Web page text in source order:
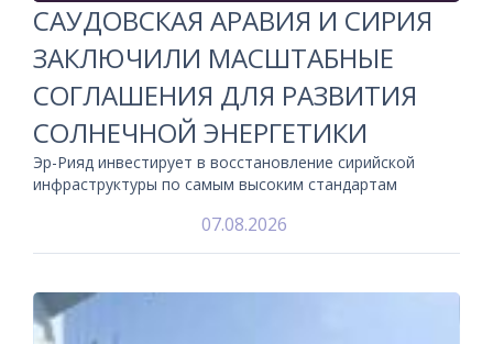
САУДОВСКАЯ АРАВИЯ И СИРИЯ
ЗАКЛЮЧИЛИ МАСШТАБНЫЕ
СОГЛАШЕНИЯ ДЛЯ РАЗВИТИЯ
СОЛНЕЧНОЙ ЭНЕРГЕТИКИ
Эр-Рияд инвестирует в восстановление сирийской
инфраструктуры по самым высоким стандартам
07.08.2026